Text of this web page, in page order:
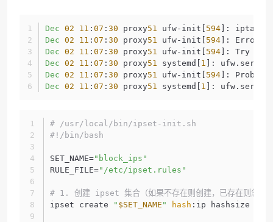
Dec 02 11 :07 :30 proxy51 ufw-init[ 594 ]:
Dec
02 11 :07 :30 proxy51 ufw-init[ 594 ]: Error
Dec
02 11 :07 :30 proxy51 ufw-init[ 594 ]: Try
Dec
02 11 :07 :30 proxy51 systemd[ 1
]:
Dec
02 11 :07 :30 proxy51 ufw-init[ 594 ]:
Dec
02 11 :07 :30 proxy51 systemd[ 1 ]:
# /usr/local/bin/ipset-init.sh
#!/bin/bash
SET_NAME="block_ips"
RULE_FILE="/etc/ipset.rules"
# 1. 创建 ipset 集合（如果不存在则创建，已存在则忽略
ipset create
" $SET_NAME " hash :ip hashsize